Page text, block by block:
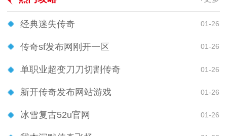
经典迷失传奇 01-26
传奇sf发布网刚开一区 01-26
单职业超变刀刀切割传奇 01-26
新开传奇发布网站游戏 01-26
冰雪复古52u官网 01-26